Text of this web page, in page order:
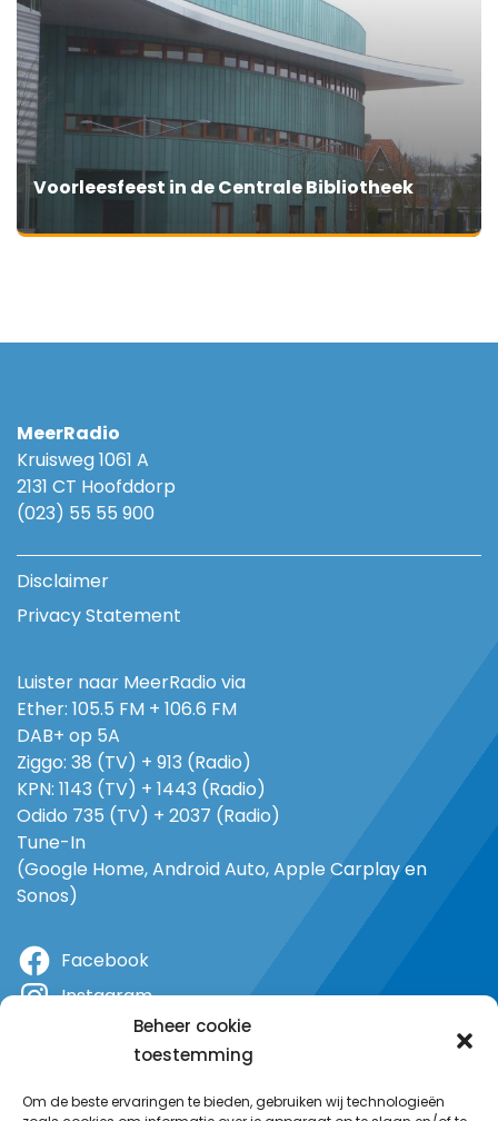
Beheer cookie
toestemming
Om de beste ervaringen te bieden, gebruiken wij technologieën
Voorleesfeest in de Centrale Bibliotheek
MeerRadio
Kruisweg 1061 A
2131 CT Hoofddorp
(023) 55 55 900
Disclaimer
Privacy Statement
Luister naar MeerRadio via
Ether: 105.5 FM + 106.6 FM
DAB+ op 5A
Ziggo: 38 (TV) + 913 (Radio)
KPN: 1143 (TV) + 1443 (Radio)
Odido 735 (TV) + 2037 (Radio)
Tune-In
(Google Home, Android Auto, Apple Carplay en
Sonos)
Facebook
Instagram
YouTube